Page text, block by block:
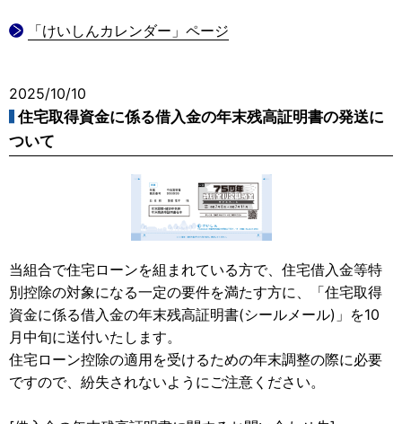
「けいしんカレンダー」ページ
2025/10/10
住宅取得資金に係る借入金の年末残高証明書の発送に
ついて
当組合で住宅ローンを組まれている方で、住宅借入金等特
別控除の対象になる一定の要件を満たす方に、「住宅取得
資金に係る借入金の年末残高証明書(シールメール)」を10
月中旬に送付いたします。
住宅ローン控除の適用を受けるための年末調整の際に必要
ですので、紛失されないようにご注意ください。